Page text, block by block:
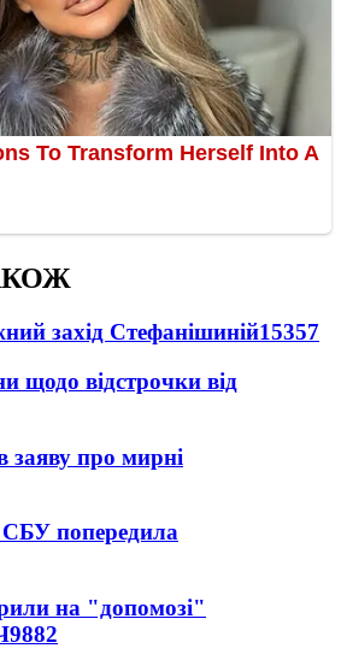
захід Стефанішиній15357
щодо відстрочки від
заяву про мирні
попередила
на "допомозі"
9882